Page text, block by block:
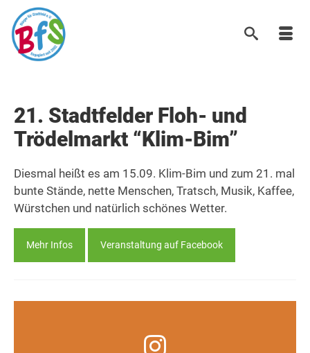
21. Stadtfelder Floh- und
Trödelmarkt “Klim-Bim”
Diesmal heißt es am 15.09. Klim-Bim und zum 21. mal
bunte Stände, nette Menschen, Tratsch, Musik, Kaffee,
Würstchen und natürlich schönes Wetter.
Mehr Infos Veranstaltung auf Facebook
Instagram-Kanal